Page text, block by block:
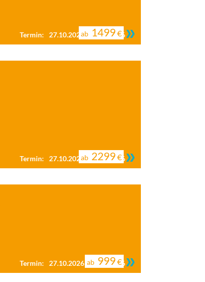
Termin: 27.10.2026 - 03.11.2026
ab 1499€
Termin: 27.10.2026 - 03.11.2026
ab 2299€
Termin: 27.10.2026 - 03.11.2026
ab 999€